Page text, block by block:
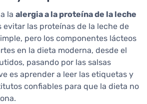
la alergia a la proteína de la leche
evitar las proteínas de la leche de
pero los componentes lácteos
en la dieta moderna, desde el
pasando por las salsas
es aprender a leer las etiquetas y
confiables para que la dieta no